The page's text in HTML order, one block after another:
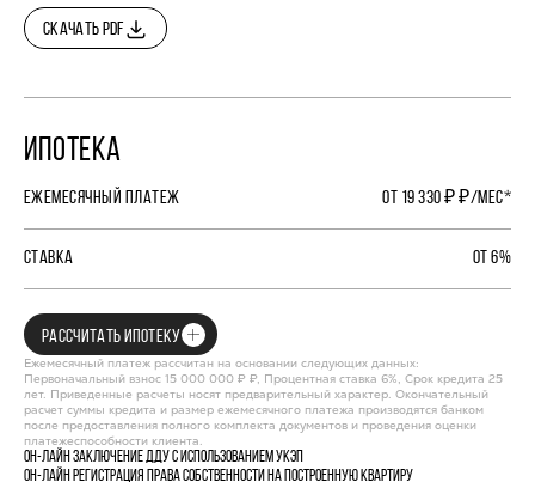
СКАЧАТЬ PDF
ИПОТЕКА
ЕЖЕМЕСЯЧНЫЙ ПЛАТЕЖ ОТ 19 330 ₽ ₽/МЕС*
СТАВКА ОТ 6%
РАССЧИТАТЬ ИПОТЕКУ
Ежемесячный платеж рассчитан на основании следующих данных:
Первоначальный взнос 15 000 000 ₽ ₽, Процентная ставка 6%, Срок кредита 25
лет. Приведенные расчеты носят предварительный характер. Окончательный
расчет суммы кредита и размер ежемесячного платежа производятся банком
после предоставления полного комплекта документов и проведения оценки
платежеспособности клиента.
Он-лайн заключение ДДУ с использованием УКЭП
Он-лайн регистрация права собственности на построенную квартиру